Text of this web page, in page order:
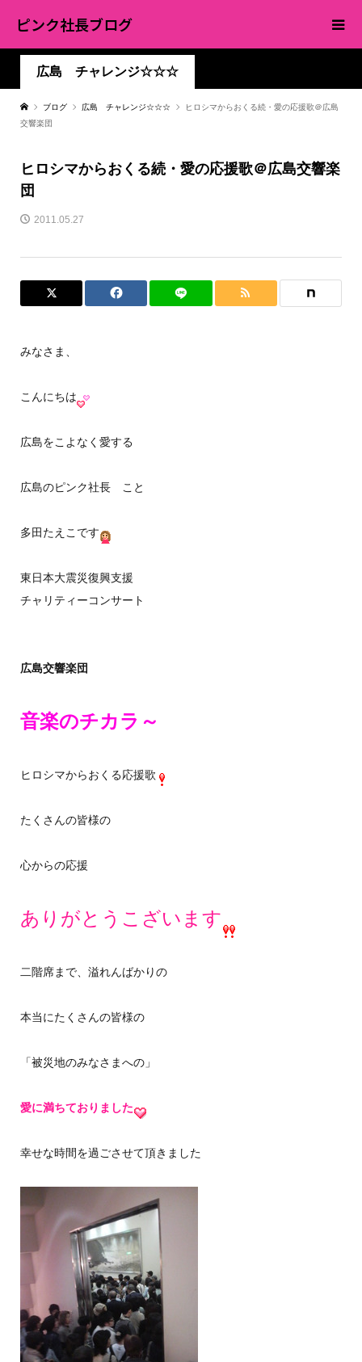
ピンク社長ブログ
広島 チャレンジ☆☆☆
ブログ 広島 チャレンジ☆☆☆
ヒロシマからおくる続・愛の応援歌＠広島
交響楽団
ヒロシマからおくる続・愛の応援歌＠広島交響楽
団
2011.05.27
みなさま、
こんにちは
広島をこよなく愛する
広島のピンク社長 こと
多田たえこです
東日本大震災復興支援
チャリティーコンサート
広島交響楽団
音楽のチカラ～
ヒロシマからおくる応援歌
たくさんの皆様の
心からの応援
ありがとうこざいます
二階席まで、溢れんばかりの
本当にたくさんの皆様の
「被災地のみなさまへの」
愛に満ちておりました
幸せな時間を過ごさせて頂きました